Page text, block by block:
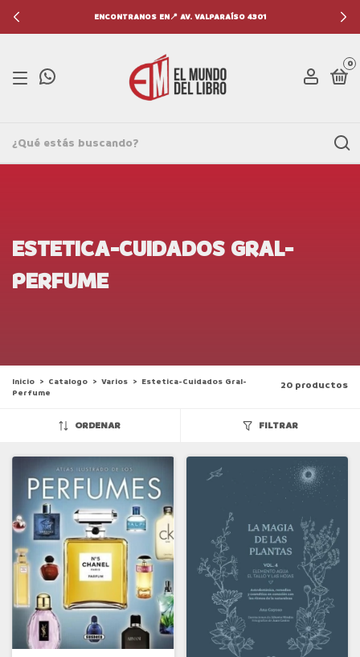
ENCONTRANOS EN📍 AV. VALPARAÍSO 4301
0
ESTETICA-CUIDADOS GRAL-
PERFUME
Inicio > Catalogo > Varios > Estetica-Cuidados Gral-
Perfume
20 productos
ORDENAR FILTRAR